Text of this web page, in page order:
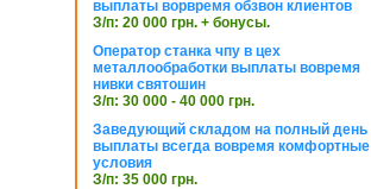
выплаты ворвремя обзвон клиентов
З/п: 20 000 грн. + бонусы.
Оператор станка чпу в цех
металлообработки выплаты вовремя
нивки святошин
З/п: 30 000 - 40 000 грн.
Заведующий складом на полный день
выплаты всегда вовремя комфортные
условия
З/п: 35 000 грн.